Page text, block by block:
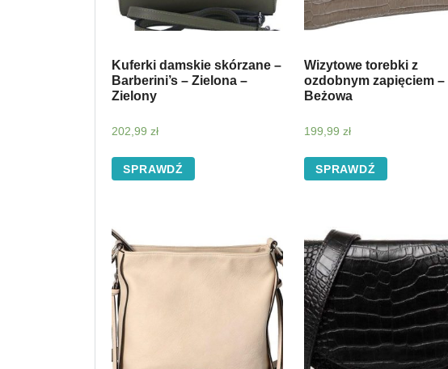
Kuferki damskie skórzane –
Barberini’s – Zielona –
Zielony
202,99 zł
SPRAWDŹ
Wizytowe torebki z
ozdobnym zapięciem –
Beżowa
199,99 zł
SPRAWDŹ